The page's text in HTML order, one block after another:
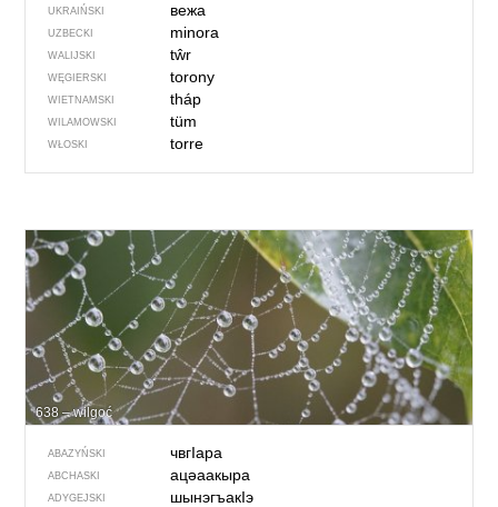
UKRAIŃSKI вежа
UZBECKI minora
WALIJSKI tŵr
WĘGIERSKI torony
WIETNAMSKI tháp
WILAMOWSKI tüm
WŁOSKI torre
638 – wilgoć
ABAZYŃSKI чвгIара
ABCHASKI ацәаакыра
ADYGEJSKI шынэгъакIэ